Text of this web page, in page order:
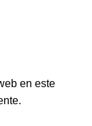
en este